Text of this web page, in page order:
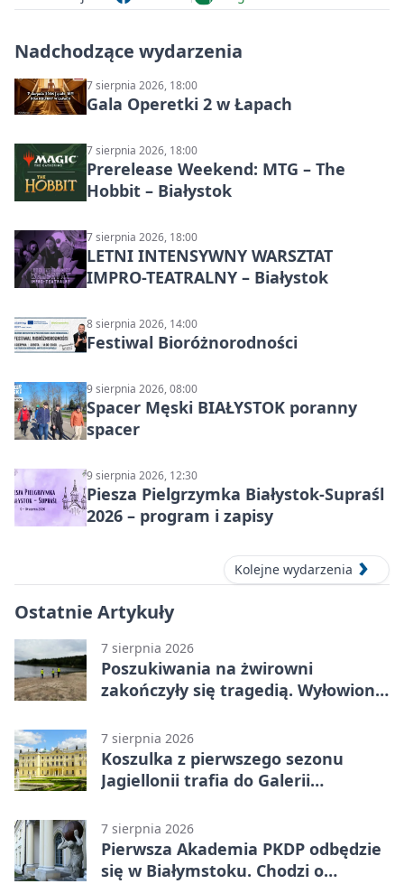
Nadchodzące wydarzenia
7 sierpnia 2026, 18:00
Gala Operetki 2 w Łapach
7 sierpnia 2026, 18:00
Prerelease Weekend: MTG – The
Hobbit – Białystok
7 sierpnia 2026, 18:00
LETNI INTENSYWNY WARSZTAT
IMPRO-TEATRALNY – Białystok
8 sierpnia 2026, 14:00
Festiwal Bioróżnorodności
9 sierpnia 2026, 08:00
Spacer Męski BIAŁYSTOK poranny
spacer
9 sierpnia 2026, 12:30
Piesza Pielgrzymka Białystok-Supraśl
2026 – program i zapisy
Kolejne wydarzenia
Ostatnie Artykuły
7 sierpnia 2026
Poszukiwania na żwirowni
zakończyły się tragedią. Wyłowiono
7 sierpnia 2026
Koszulka z pierwszego sezonu
Jagiellonii trafia do Galerii
7 sierpnia 2026
Pierwsza Akademia PKDP odbędzie
się w Białymstoku. Chodzi o